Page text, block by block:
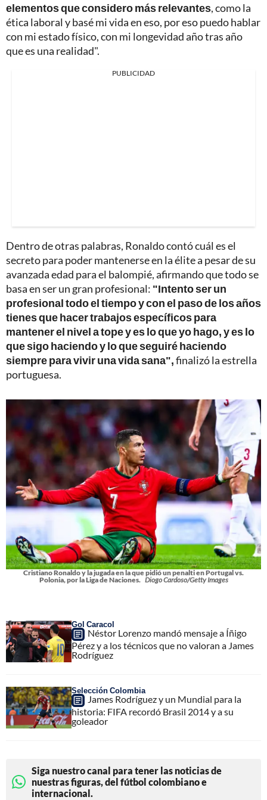
elementos que considero más relevantes, como la
ética laboral y basé mi vida en eso, por eso puedo hablar
con mi estado físico, con mi longevidad año tras año
que es una realidad".
PUBLICIDAD
Dentro de otras palabras, Ronaldo contó cuál es el
secreto para poder mantenerse en la élite a pesar de su
avanzada edad para el balompié, afirmando que todo se
basa en ser un gran profesional: "Intento ser un
profesional todo el tiempo y con el paso de los años
tienes que hacer trabajos específicos para
mantener el nivel a tope y es lo que yo hago, y es lo
que sigo haciendo y lo que seguiré haciendo
siempre para vivir una vida sana",finalizó la estrella
portuguesa.
Cristiano Ronaldo y la jugada en la que pidió un penalti en Portugal vs.
Polonia, por la Liga de Naciones. Diogo Cardoso/Getty Images
Gol Caracol
Néstor Lorenzo mandó mensaje a Íñigo
Pérez y a los técnicos que no valoran a James
Rodríguez
Selección Colombia
James Rodríguez y un Mundial para la
historia: FIFA recordó Brasil 2014 y a su
goleador
Siga nuestro canal para tener las noticias de
nuestras figuras, del fútbol colombiano e
internacional.